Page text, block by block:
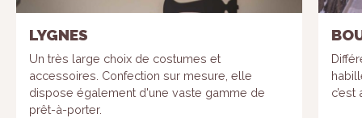
LYGNES
Un très large choix de costumes et
accessoires. Confection sur mesure, elle
dispose également d'une vaste gamme de
prêt-à-porter.
c’est